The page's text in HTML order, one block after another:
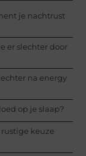
je nachtrust
er slechter door
na energy
op je slaap?
keuze